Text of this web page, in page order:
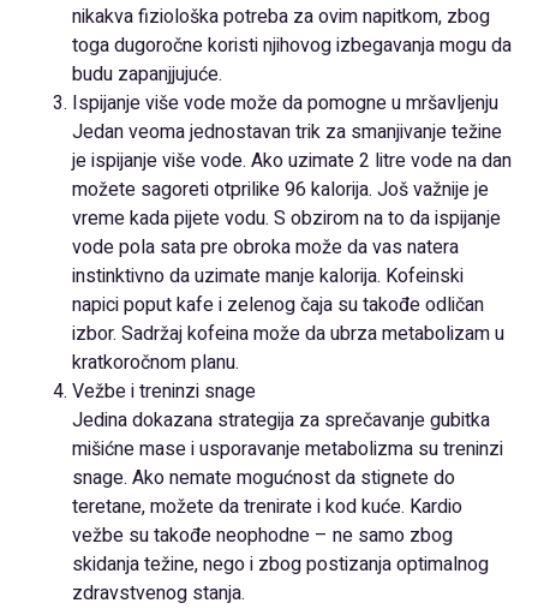
nikakva fiziološka potreba za ovim napitkom, zbog
toga dugoročne koristi njihovog izbegavanja mogu da
budu zapanjjujuće.
Ispijanje više vode može da pomogne u mršavljenju
Jedan veoma jednostavan trik za smanjivanje težine
je ispijanje više vode. Ako uzimate 2 litre vode na dan
možete sagoreti otprilike 96 kalorija. Još važnije je
vreme kada pijete vodu. S obzirom na to da ispijanje
vode pola sata pre obroka može da vas natera
instinktivno da uzimate manje kalorija. Kofeinski
napici poput kafe i zelenog čaja su takođe odličan
izbor. Sadržaj kofeina može da ubrza metabolizam u
kratkoročnom planu.
Vežbe i treninzi snage
Jedina dokazana strategija za sprečavanje gubitka
mišićne mase i usporavanje metabolizma su treninzi
snage. Ako nemate mogućnost da stignete do
teretane, možete da trenirate i kod kuće. Kardio
vežbe su takođe neophodne – ne samo zbog
skidanja težine, nego i zbog postizanja optimalnog
zdravstvenog stanja.